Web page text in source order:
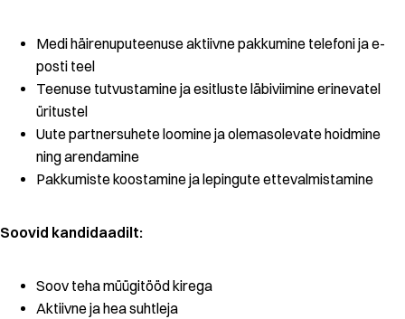
Medi häirenuputeenuse aktiivne pakkumine telefoni ja e-
posti teel
Teenuse tutvustamine ja esitluste läbiviimine erinevatel
üritustel
Uute partnersuhete loomine ja olemasolevate hoidmine
ning arendamine
Pakkumiste koostamine ja lepingute ettevalmistamine
Soovid kandidaadilt:
Soov teha müügitööd kirega
Aktiivne ja hea suhtleja